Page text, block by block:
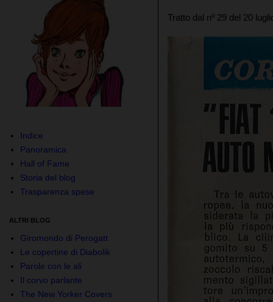
Tratto dal nº 29 del 20
Indice
Panoramica
Hall of Fame
Storia del blog
Trasparenza spese
ALTRI BLOG
Giromondo di Perogatt
Le copertine di Diabolik
Parole con le ali
Il corvo parlante
The New Yorker Covers